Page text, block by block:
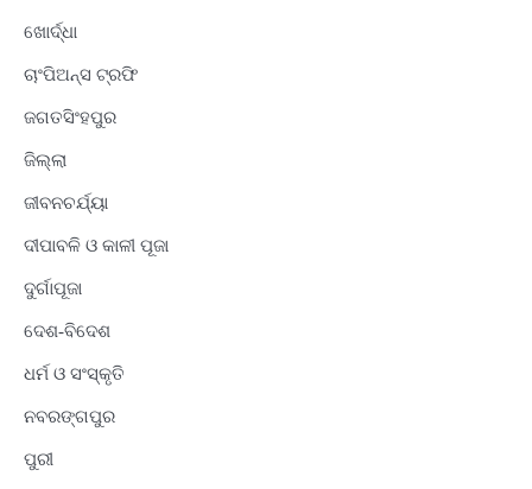
ଖୋର୍ଦ୍ଧା
ଚାଂପିଅନ୍ସ ଟ୍ରଫି
ଜଗତସିଂହପୁର
ଜିଲ୍ଲା
ଜୀବନଚର୍ଯ୍ୟା
ଦୀପାବଳି ଓ କାଳୀ ପୂଜା
ଦୁର୍ଗାପୂଜା
ଦେଶ-ବିଦେଶ
ଧର୍ମ ଓ ସଂସ୍କୃତି
ନବରଙ୍ଗପୁର
ପୁରୀ